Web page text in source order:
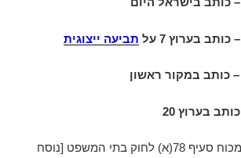
– כותב בערוץ 7 על תביעה ייצוגית
– כותב במקור ראשון
כותב בערוץ 20
במסגרת הבקשה מכוח סעיף 78(א) לחוק בתי המשפט [נוסח